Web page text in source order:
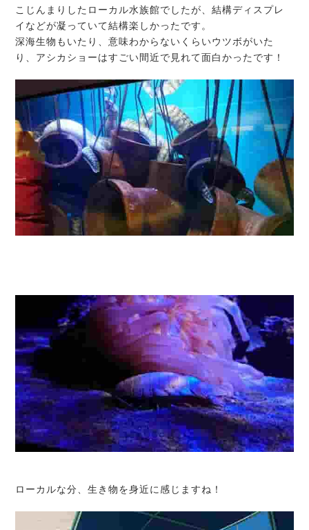
こじんまりしたローカル水族館でしたが、結構ディスプレ
イなどが凝っていて結構楽しかったです。
深海生物もいたり、意味わからないくらいウツボがいた
り、アシカショーはすごい間近で見れて面白かったです！
ローカルな分、生き物を身近に感じますね！